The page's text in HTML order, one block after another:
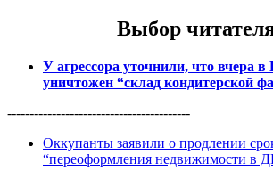
Выбор
У агрессора уточнили, что вчера
уничтожен “склад кондитерской
-----------------------------------------
Оккупанты заявили о продлении
“переоформления недвижимости в